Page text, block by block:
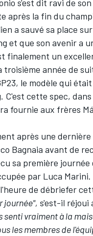
s'est dit ravi de
après la fin du
a sauvé sa place
et que son avenir a
finalement un
année de
le modèle qui
. C'est cette spec,
fournie aux frères
après une
Bagnaia avant de
sa première
par Luca Marini
de débriefer
journée", s'est-il réjoui
senti vraiment à la
les membres de